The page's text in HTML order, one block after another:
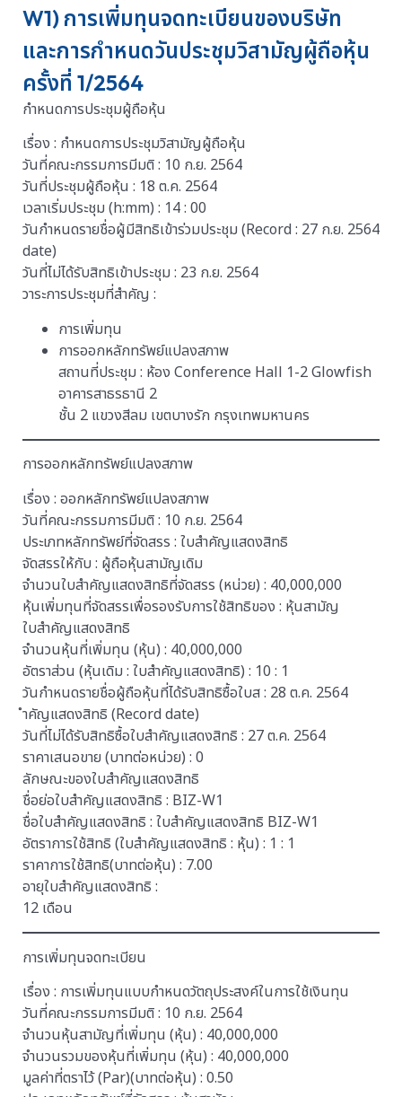
W1) การเพิ่มทุนจดทะเบียนของบริษัท
และการกำหนดวันประชุมวิสามัญผู้ถือหุ้น
ครั้งที่ 1/2564
กำหนดการประชุมผู้ถือหุ้น
เรื่อง : กำหนดการประชุมวิสามัญผู้ถือหุ้น
วันที่คณะกรรมการมีมติ : 10 ก.ย. 2564
วันที่ประชุมผู้ถือหุ้น : 18 ต.ค. 2564
เวลาเริ่มประชุม (h:mm) : 14 : 00
วันกำหนดรายชื่อผู้มีสิทธิเข้าร่วมประชุม (Record : 27 ก.ย. 2564
date)
วันที่ไม่ได้รับสิทธิเข้าประชุม : 23 ก.ย. 2564
วาระการประชุมที่สำคัญ :
การเพิ่มทุน
การออกหลักทรัพย์แปลงสภาพ
สถานที่ประชุม : ห้อง Conference Hall 1-2 Glowfish
อาคารสาธรธานี 2
ชั้น 2 แขวงสีลม เขตบางรัก กรุงเทพมหานคร
การออกหลักทรัพย์แปลงสภาพ
เรื่อง : ออกหลักทรัพย์แปลงสภาพ
วันที่คณะกรรมการมีมติ : 10 ก.ย. 2564
ประเภทหลักทรัพย์ที่จัดสรร : ใบสำคัญแสดงสิทธิ
จัดสรรให้กับ : ผู้ถือหุ้นสามัญเดิม
จำนวนใบสำคัญแสดงสิทธิที่จัดสรร (หน่วย) : 40,000,000
หุ้นเพิ่มทุนที่จัดสรรเพื่อรองรับการใช้สิทธิของ : หุ้นสามัญ
ใบสำคัญแสดงสิทธิ
จำนวนหุ้นที่เพิ่มทุน (หุ้น) : 40,000,000
อัตราส่วน (หุ้นเดิม : ใบสำคัญแสดงสิทธิ) : 10 : 1
วันกำหนดรายชื่อผู้ถือหุ้นที่ได้รับสิทธิซื้อใบส : 28 ต.ค. 2564
ำคัญแสดงสิทธิ (Record date)
วันที่ไม่ได้รับสิทธิซื้อใบสำคัญแสดงสิทธิ : 27 ต.ค. 2564
ราคาเสนอขาย (บาทต่อหน่วย) : 0
ลักษณะของใบสำคัญแสดงสิทธิ
ชื่อย่อใบสำคัญแสดงสิทธิ : BIZ-W1
ชื่อใบสำคัญแสดงสิทธิ : ใบสำคัญแสดงสิทธิ BIZ-W1
อัตราการใช้สิทธิ (ใบสำคัญแสดงสิทธิ : หุ้น) : 1 : 1
ราคาการใช้สิทธิ(บาทต่อหุ้น) : 7.00
อายุใบสำคัญแสดงสิทธิ :
12 เดือน
การเพิ่มทุนจดทะเบียน
เรื่อง : การเพิ่มทุนแบบกำหนดวัตถุประสงค์ในการใช้เงินทุน
วันที่คณะกรรมการมีมติ : 10 ก.ย. 2564
จำนวนหุ้นสามัญที่เพิ่มทุน (หุ้น) : 40,000,000
จำนวนรวมของหุ้นที่เพิ่มทุน (หุ้น) : 40,000,000
มูลค่าที่ตราไว้ (Par)(บาทต่อหุ้น) : 0.50